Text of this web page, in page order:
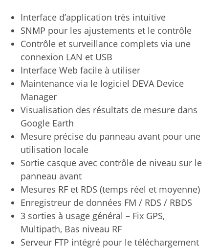
Interface d’application très intuitive
SNMP pour les ajustements et le contrôle
Contrôle et surveillance complets via une
connexion LAN et USB
Interface Web facile à utiliser
Maintenance via le logiciel DEVA Device
Manager
Visualisation des résultats de mesure dans
Google Earth
Mesure précise du panneau avant pour une
utilisation locale
Sortie casque avec contrôle de niveau sur le
panneau avant
Mesures RF et RDS (temps réel et moyenne)
Enregistreur de données FM / RDS / RBDS
3 sorties à usage général – Fix GPS,
Multipath, Bas niveau RF
Serveur FTP intégré pour le téléchargement